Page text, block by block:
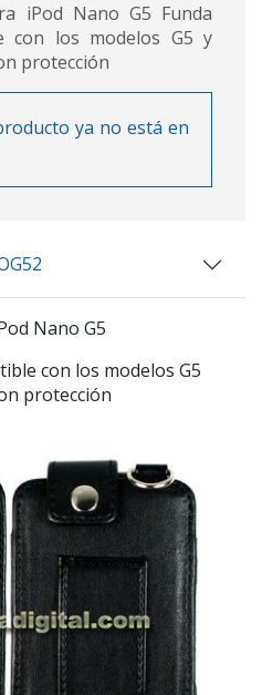
iPod Nano G5 Funda
con los modelos G5 y
protección
ya no está en
Nano G5
con los modelos G5
protección